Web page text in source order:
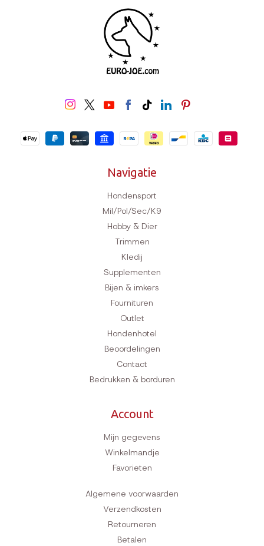
Navigatie
Hondensport
Mil/Pol/Sec/K9
Hobby & Dier
Trimmen
Kledij
Supplementen
Bijen & imkers
Fournituren
Outlet
Hondenhotel
Beoordelingen
Contact
Bedrukken & borduren
Account
Mijn gegevens
Winkelmandje
Favorieten
Algemene voorwaarden
Verzendkosten
Retourneren
Betalen